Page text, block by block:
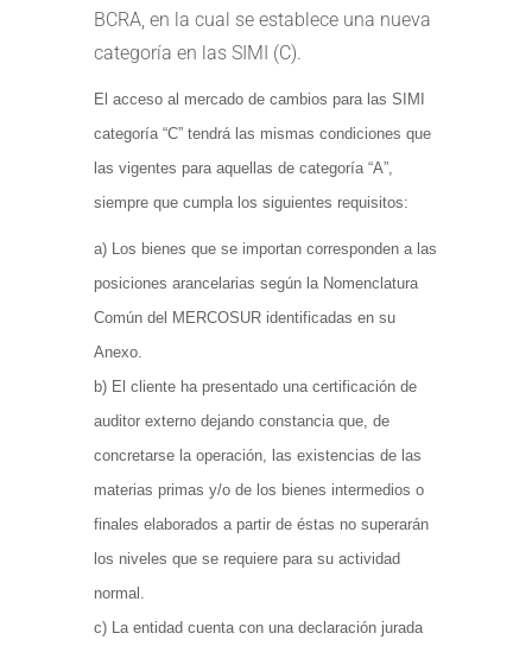
BCRA, en la cual se establece una nueva
categoría en las SIMI (C).
El acceso al mercado de cambios para las SIMI
categoría “C” tendrá las mismas condiciones que
las vigentes para aquellas de categoría “A”,
siempre que cumpla los siguientes requisitos:
a) Los bienes que se importan corresponden a las
posiciones arancelarias según la Nomenclatura
Común del MERCOSUR identificadas en su
Anexo.
b) El cliente ha presentado una certificación de
auditor externo dejando constancia que, de
concretarse la operación, las existencias de las
materias primas y/o de los bienes intermedios o
finales elaborados a partir de éstas no superarán
los niveles que se requiere para su actividad
normal.
c) La entidad cuenta con una declaración jurada